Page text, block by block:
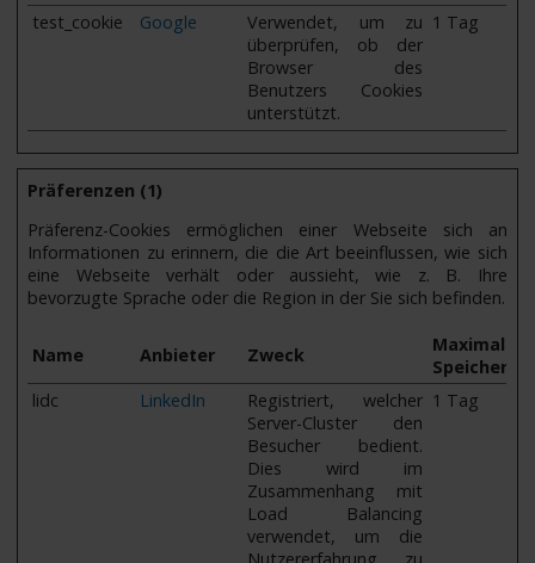
test_cookie Google
Verwendet, um zu
überprüfen, ob der
Browser des
Benutzers Cookies
unterstützt.
1 Tag
Präferenzen (1)
Präferenz-Cookies ermöglichen einer Webseite sich an
Informationen zu erinnern, die die Art beeinflussen, wie sich
eine Webseite verhält oder aussieht, wie z. B. Ihre
bevorzugte Sprache oder die Region in der Sie sich befinden.
Name Anbieter Zweck
Maximale
lidc
LinkedIn
Registriert, welcher
Server-Cluster den
Besucher bedient.
Dies wird im
Zusammenhang mit
Load Balancing
verwendet, um die
1 Tag